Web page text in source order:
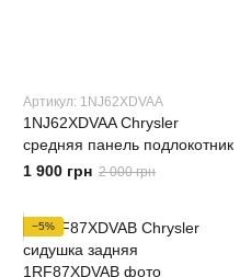
Артикул: 1NJ62XDVAA
1NJ62XDVAA Chrysler
средняя панель подлокотник
1 900 грн 2 000 грн
−5%